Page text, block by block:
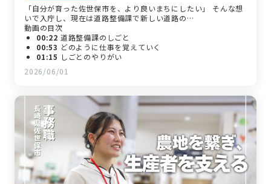
「自分が育った佐世保市を、より良いまちにしたい」 そんな想
いで入庁し、現在は道路整備課で新しい道路の…
動画の目次
00:22 道路整備課のしごと
00:53 どのように仕事を覚えていく
01:15 しごとのやりがい
01:42 佐世保市役所のよさこいチームとは？
02:16入庁のきっかけ
03:02印象に残っているエピソード
03:33
入庁して成長したこと
04:03
求職者に伝えたいこと
2026/06/01